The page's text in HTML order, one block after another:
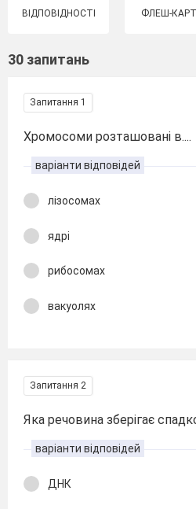
ВІДПОВІДНОСТІ ФЛЕШ-
30 запитань
Запитання 1
Хромосоми розташовані в....
варіанти відповідей
лізосомах
ядрі
рибосомах
вакуолях
Запитання 2
Яка речовина зберігає
варіанти відповідей
ДНК